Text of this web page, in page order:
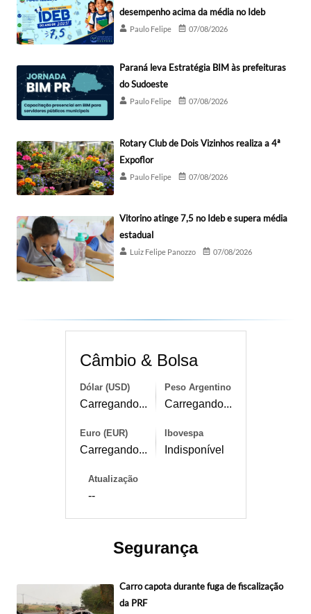
desempenho acima da média no Ideb
Paulo Felipe 07/08/2026
Paraná leva Estratégia BIM às prefeituras
do Sudoeste
Paulo Felipe 07/08/2026
Rotary Club de Dois Vizinhos realiza a 4ª
Expoflor
Paulo Felipe 07/08/2026
Vitorino atinge 7,5 no Ideb e supera média
estadual
Luiz Felipe Panozzo 07/08/2026
Câmbio & Bolsa
Dólar (USD)
Carregando...
Peso Argentino
Carregando...
Euro (EUR)
Carregando...
Ibovespa
Indisponível
Atualização
--
Segurança
Carro capota durante fuga de fiscalização
da PRF